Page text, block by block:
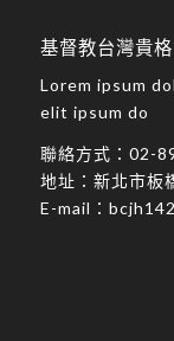
基督教台灣貴
Lorem ipsum
elit ipsum do
聯絡方式： 02-
地址： 新北市板
E-mail：